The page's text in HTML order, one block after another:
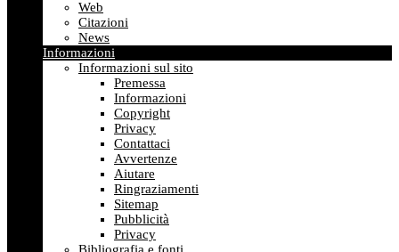
Web
Citazioni
News
Informazioni
Informazioni sul sito
Premessa
Informazioni
Copyright
Privacy
Contattaci
Avvertenze
Aiutare
Ringraziamenti
Sitemap
Pubblicità
Privacy